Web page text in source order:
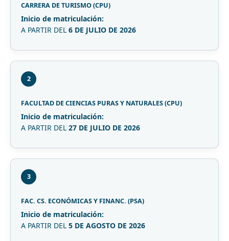
CARRERA DE TURISMO (CPU)
Inicio de matriculación:
A PARTIR DEL 6 DE JULIO DE 2026
2
FACULTAD DE CIENCIAS PURAS Y NATURALES (CPU)
Inicio de matriculación:
A PARTIR DEL 27 DE JULIO DE 2026
3
FAC. CS. ECONÓMICAS Y FINANC. (PSA)
Inicio de matriculación:
A PARTIR DEL 5 DE AGOSTO DE 2026